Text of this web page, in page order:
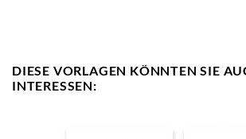
DIESE VORLAGEN KÖNNTEN SIE
INTERESSEN: